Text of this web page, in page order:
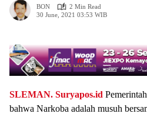
BON
2 Min Read
30 June, 2021 03:53 WIB
SLEMAN. Suryapos.id
bahwa Narkoba adalah musuh